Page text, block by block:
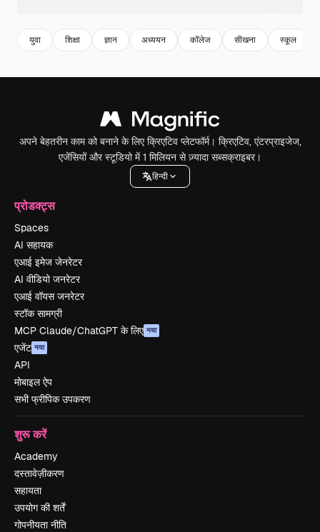
युवा शिक्षा ज्ञान अध्ययन कॉलेज सीखना स्कूल
अपने बेहतरीन काम को बनाने के लिए क्रिएटिव प्लेटफॉर्म। क्रिएटिव, एंटरप्राइजेज,
एजेंसियों और स्टूडियो में 1 मिलियन से ज़्यादा सब्सक्राइबर।
हिन्दी
प्रोडक्ट्स
Spaces
AI सहायक
एआई इमेज जेनरेटर
AI वीडियो जनरेटर
एआई वॉयस जनरेटर
स्टॉक सामग्री
MCP Claude/ChatGPT के लिए नया
एजेंट नया
API
मोबाइल ऐप
सभी फ्रीपिक उपकरण
शुरू करें
Academy
दस्तावेज़ीकरण
सहायता
उपयोग की शर्तें
गोपनीयता नीति